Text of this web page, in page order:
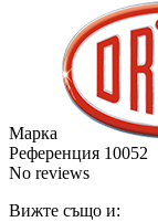
Марка
Референция 10052
No reviews
Вижте също и: